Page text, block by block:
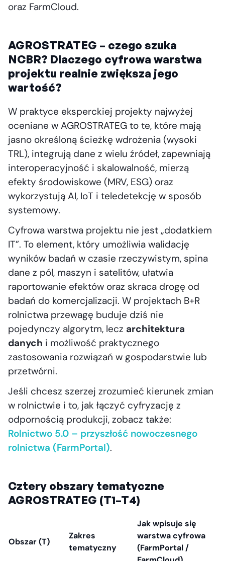
oraz FarmCloud.
AGROSTRATEG – czego szuka
NCBR? Dlaczego cyfrowa warstwa
projektu realnie zwiększa jego
wartość?
W praktyce eksperckiej projekty najwyżej
oceniane w AGROSTRATEG to te, które mają
jasno określoną ścieżkę wdrożenia (wysoki
TRL), integrują dane z wielu źródeł, zapewniają
interoperacyjność i skalowalność, mierzą
efekty środowiskowe (MRV, ESG) oraz
wykorzystują AI, IoT i teledetekcję w sposób
systemowy.
Cyfrowa warstwa projektu nie jest „dodatkiem
IT”. To element, który umożliwia walidację
wyników badań w czasie rzeczywistym, spina
dane z pól, maszyn i satelitów, ułatwia
raportowanie efektów oraz skraca drogę od
badań do komercjalizacji. W projektach B+R
rolnictwa przewagę buduje dziś nie
pojedynczy algorytm, lecz architektura
danych i możliwość praktycznego
zastosowania rozwiązań w gospodarstwie lub
przetwórni.
Jeśli chcesz szerzej zrozumieć kierunek zmian
w rolnictwie i to, jak łączyć cyfryzację z
odpornością produkcji, zobacz także:
Rolnictwo 5.0 – przyszłość nowoczesnego
rolnictwa (FarmPortal).
Cztery obszary tematyczne
AGROSTRATEG (T1–T4)
Obszar (T)
Zakres
tematyczny
Jak wpisuje się
warstwa cyfrowa
(FarmPortal /